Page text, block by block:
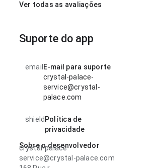
Ver todas as avaliações
Suporte do app
email E-mail para suporte
crystal-palace-
service@crystal-
palace.com
shield Política de
privacidade
Sobre o desenvolvedor
crystal-palace
service@crystal-palace.com